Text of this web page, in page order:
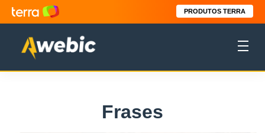
PRODUTOS TERRA
Frases